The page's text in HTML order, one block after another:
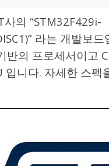
사의 “STM32F429i-
라는 개발보드
반의 프로세서이고
입니다. 자세한 스펙